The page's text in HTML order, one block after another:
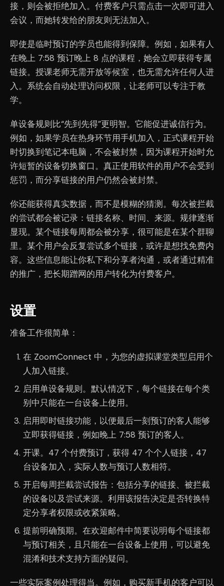
接，则会被拒绝加入。付费客户只需点击一次即可进入
会议，而她转发给的朋友则无法加入。
即使是临时预订的学员也能得到保障。例如，如果有人
在晚上 7:58 预订晚上 8 点的课程，她会立即获得专属
链接。授课老师无需开放等候室，也无需允许任何人进
入。系统会自动处理访问权限，让老师可以专注于教
学。
单设备规则比“先到先得”更明智。它能促进诚信行为。
例如，如果学员在热身环节用手机加入，正式课程开始
时切换到笔记本电脑，不会被封禁，因为课程开始时允
许短暂的设备切换窗口。真正使用软件的用户不会受到
惩罚，而分享链接的用户仍然会被封禁。
你还能获得真实数据，而不是模糊的猜测。每次被拦截
的尝试都会被记录：链接名称、时间、来源。规律逐渐
显现。某个链接每周都会被分享，很可能是在某个群聊
里。某个用户会反复尝试多个链接，或许是想找免费内
容。这些信息能让你私下和分享者沟通，或者通过精准
的推广，把长期蹭网的用户转化为付费客户。
设置
准备工作很简单：
在 ZoomConnect 中，为您的虚拟课堂类型启用个
人加入链接。
启用单设备规则。默认情况下，每个链接在每个类
别中只能在一台设备上使用。
启用即时链接功能，以便最后一刻预订的客人能够
立即获得链接，例如晚上 7:58 预订的客人。
开课。47 个付费预订，获得 47 个个人链接，47
台设备加入，实际人数与预订人数相符。
开启每周拦截尝试报告：包括分享的链接、被拦截
的设备以及尝试来源。利用该报告决定是否转换特
定分享者权限或收紧策略。
提前明确预期。在欢迎邮件中简要说明每个链接都
与预订相关，且只能在一台设备上使用，可以避免
混淆和技术支持方面的疑问。
一些实际案例处理得当。例如，购买新手机的客户可以